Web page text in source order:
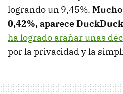
logrando un 9,45%.
0,42%, aparece
ha logrado arañar unas
por la privacidad y la